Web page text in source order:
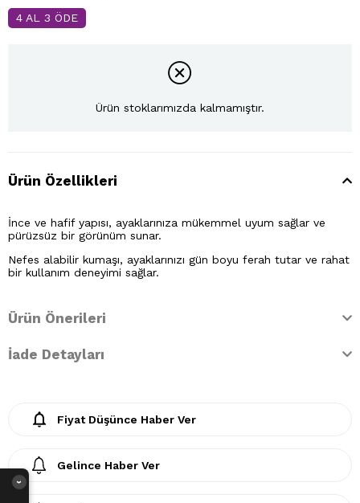
4 AL 3 ÖDE
Ürün stoklarımızda kalmamıştır.
Ürün Özellikleri
İnce ve hafif yapısı, ayaklarınıza mükemmel uyum sağlar ve
pürüzsüz bir görünüm sunar.
Nefes alabilir kumaşı, ayaklarınızı gün boyu ferah tutar ve rahat
bir kullanım deneyimi sağlar.
Ürün Önerileri
İade Detayları
Fiyat Düşünce Haber Ver
Gelince Haber Ver
›